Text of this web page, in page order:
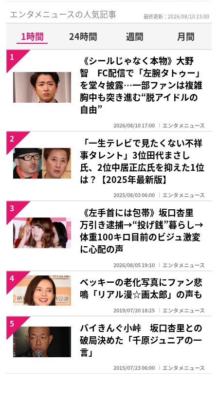
エンタメニュースの人気記事 最終更新：2026/08/10 23:00
1時間 24時間 週間
月間
《シールじゃなく本物》大野
智 FC配信で「左腕タトゥー」
を堂々披露…一部ファンは複雑
胸中も突き進む“脱アイドルの
自由”
2026/08/10 17:00 エンタメニュース
1
「一生テレビで見たくない不祥
事タレント」3位田代まさし
氏、2位中居正広氏を抑えた1位
は？【2025年最新版】
2025/08/03 06:00 エンタメニュース
2
《左手首には包帯》坂口杏里
万引き逮捕→“投げ銭”暮らし→
体重100キロ目前のビジュ激変
に心配の声
2026/08/05 19:10 エンタメニュース
3
ベッキーの老化写真にファン悲
鳴「リアル漫☆画太郎」の声も
2019/07/20 18:25 エンタメニュース
4
バイきんぐ小峠 坂口杏里との
破局決めた「千原ジュニアの一
言」
2015/07/23 06:00 エンタメニュース
5